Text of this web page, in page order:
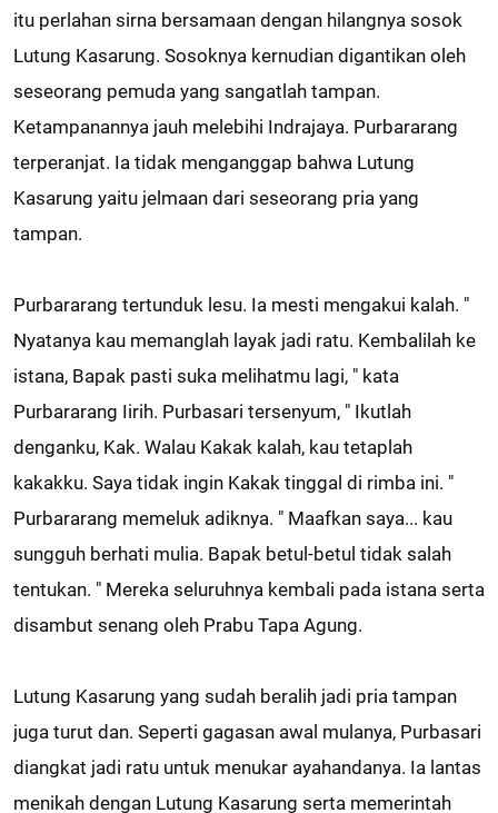
itu perlahan sirna bersamaan dengan hilangnya sosok
Lutung Kasarung. Sosoknya kernudian digantikan oleh
seseorang pemuda yang sangatlah tampan.
Ketampanannya jauh melebihi Indrajaya. Purbararang
terperanjat. Ia tidak menganggap bahwa Lutung
Kasarung yaitu jelmaan dari seseorang pria yang
tampan.
Purbararang tertunduk lesu. Ia mesti mengakui kalah. "
Nyatanya kau memanglah layak jadi ratu. Kembalilah ke
istana, Bapak pasti suka melihatmu lagi, " kata
Purbararang Iirih. Purbasari tersenyum, " Ikutlah
denganku, Kak. Walau Kakak kalah, kau tetaplah
kakakku. Saya tidak ingin Kakak tinggal di rimba ini. "
Purbararang memeluk adiknya. " Maafkan saya... kau
sungguh berhati mulia. Bapak betul-betul tidak salah
tentukan. " Mereka seluruhnya kembali pada istana serta
disambut senang oleh Prabu Tapa Agung.
Lutung Kasarung yang sudah beralih jadi pria tampan
juga turut dan. Seperti gagasan awal mulanya, Purbasari
diangkat jadi ratu untuk menukar ayahandanya. Ia lantas
menikah dengan Lutung Kasarung serta memerintah